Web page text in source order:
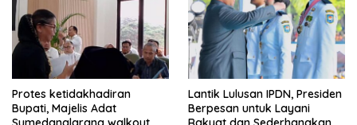
Protes ketidakhadiran
Bupati, Majelis Adat
Lantik Lulusan IPDN, Presiden
Berpesan untuk Layani